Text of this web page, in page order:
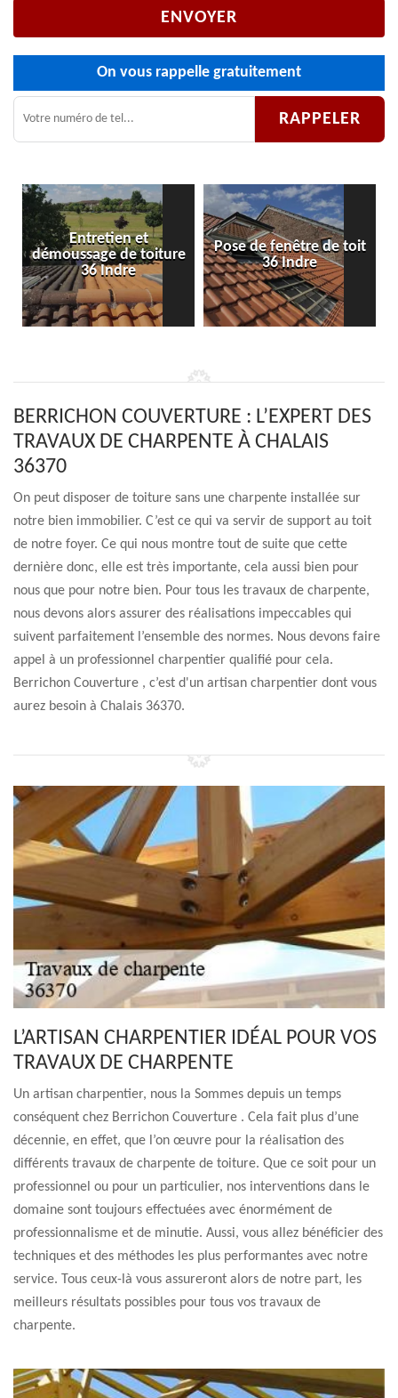
On vous rappelle gratuitement
Entretien et
démoussage de toiture
36 Indre
Pose de fenêtre de toit
36 Indre
BERRICHON COUVERTURE : L’EXPERT DES
TRAVAUX DE CHARPENTE À CHALAIS
36370
On peut disposer de toiture sans une charpente installée sur
notre bien immobilier. C’est ce qui va servir de support au toit
de notre foyer. Ce qui nous montre tout de suite que cette
dernière donc, elle est très importante, cela aussi bien pour
nous que pour notre bien. Pour tous les travaux de charpente,
nous devons alors assurer des réalisations impeccables qui
suivent parfaitement l’ensemble des normes. Nous devons faire
appel à un professionnel charpentier qualifié pour cela.
Berrichon Couverture , c’est d'un artisan charpentier dont vous
aurez besoin à Chalais 36370.
L’ARTISAN CHARPENTIER IDÉAL POUR VOS
TRAVAUX DE CHARPENTE
Un artisan charpentier, nous la Sommes depuis un temps
conséquent chez Berrichon Couverture . Cela fait plus d’une
décennie, en effet, que l’on œuvre pour la réalisation des
différents travaux de charpente de toiture. Que ce soit pour un
professionnel ou pour un particulier, nos interventions dans le
domaine sont toujours effectuées avec énormément de
professionnalisme et de minutie. Aussi, vous allez bénéficier des
techniques et des méthodes les plus performantes avec notre
service. Tous ceux-là vous assureront alors de notre part, les
meilleurs résultats possibles pour tous vos travaux de
charpente.